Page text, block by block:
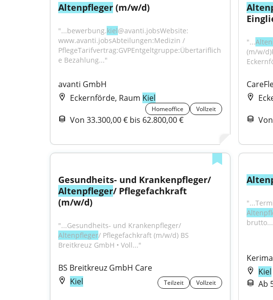
Altenpfleger (m/w/d)
"...bewerbung.kiel@avanti.jobsWebsite:
www.avanti.jobsAbteilungen:Medizin /
PflegeTarifvertrag:GVPEntgeltgruppe:Übertariflich
e Bezahlung..."
avanti GmbH
Eckernförde, Raum Kiel
Homeoffice Vollzeit
Von 33.300,00 € bis 62.800,00 €
"...
(m/w/
Gesundheits- und Krankenpfleger/
Altenpfleger/ Pflegefachkraft
(m/w/d)
Altenpfleger/ Pflegefachkraft (m/w/d) BS
Breitkreuz GmbH • Voll..."
BS Breitkreuz GmbH Care
Kiel
Teilzeit Vollzeit
Kiel
Ab